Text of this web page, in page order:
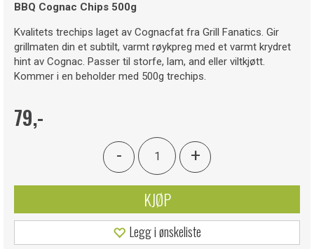
BBQ Cognac Chips 500g
Kvalitets trechips laget av Cognacfat fra Grill Fanatics. Gir
grillmaten din et subtilt, varmt røykpreg med et varmt krydret
hint av Cognac. Passer til storfe, lam, and eller viltkjøtt.
Kommer i en beholder med 500g trechips.
79,-
- +
KJØP
Legg i ønskeliste